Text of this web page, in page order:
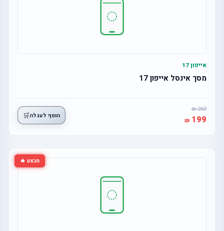
אייפון 17
מסך אינסל אייפון 17
260
199 הוסף לעגלה🛒
מבצע 🔥